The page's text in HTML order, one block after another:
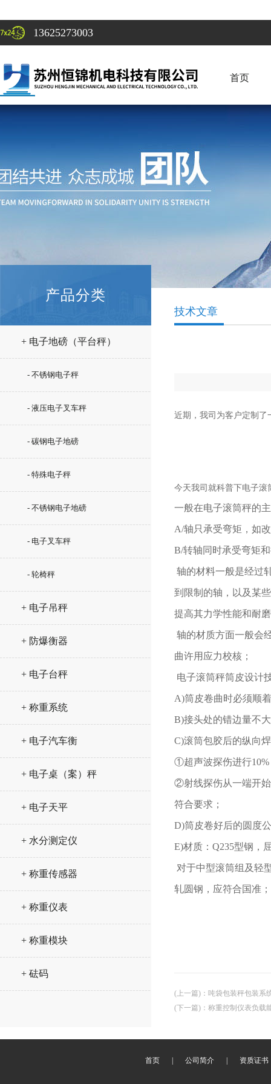
13625273003
首页
产品分类
+ 电子地磅（平台秤）
- 不锈钢电子秤
- 液压电子叉车秤
- 碳钢电子地磅
- 特殊电子秤
- 不锈钢电子地磅
- 电子叉车秤
- 轮椅秤
+ 电子吊秤
+ 防爆衡器
+ 电子台秤
+ 称重系统
+ 电子汽车衡
+ 电子桌（案）秤
+ 电子天平
+ 水分测定仪
+ 称重传感器
+ 称重仪表
+ 称重模块
+ 砝码
技术文章
近期，我司为客户定制了
今天我司就科普下电子滚
一般在电子滚筒秤的
A/轴只承受弯矩，如
B/转轴同时承受弯矩
轴的材料一般是经过
到限制的轴，以及某
提高其力学性能和耐
轴的材质方面一般会
曲许用应力校核；
电子滚筒秤筒皮设计
A)筒皮卷曲时必须顺
B)接头处的错边量不
C)滚筒包胶后的纵向
①超声波探伤进行10%
②射线探伤从一端开
符合要求；
D)筒皮卷好后的圆度
E)材质： Q235型钢，
对于中型滚筒组及轻
轧圆钢，应符合国准；
(上一篇) ： 吨袋包装秤包装系
(下一篇) ： 称重控制仪表负载
首页 公司简介 资质证书